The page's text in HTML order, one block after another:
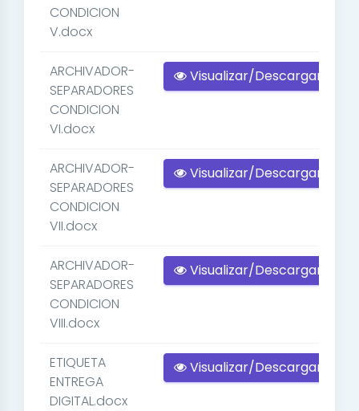
CONDICION
V.docx
ARCHIVADOR-
SEPARADORES
CONDICION
VI.docx
Visualizar/Descargar
ARCHIVADOR-
SEPARADORES
CONDICION
VII.docx
Visualizar/Descargar
ARCHIVADOR-
SEPARADORES
CONDICION
VIII.docx
Visualizar/Descargar
ETIQUETA
ENTREGA
DIGITAL.docx
Visualizar/Descargar